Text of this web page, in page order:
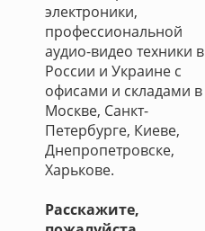
электроники,
профессиональной
аудио-видео техники в
России и Украине с
офисами и складами в
Москве, Санкт-
Петербурге, Киеве,
Днепропетровске,
Харькове.
Расскажите,